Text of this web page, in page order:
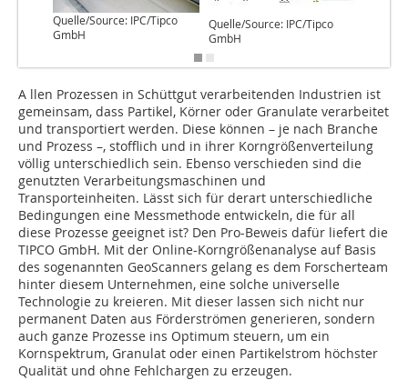
Quelle/Source: IPC/Tipco
GmbH
Quelle/Source: IPC/Tipco
GmbH
A llen Prozessen in Schüttgut verarbeitenden Industrien ist
gemeinsam, dass Partikel, Körner oder Granulate verarbeitet
und transportiert werden. Diese können – je nach Branche
und Prozess –, stofflich und in ihrer Korngrößenverteilung
völlig unterschiedlich sein. Ebenso verschieden sind die
genutzten Verarbeitungsmaschinen und
Transporteinheiten. Lässt sich für derart unterschiedliche
Bedingungen eine Messmethode entwickeln, die für all
diese Prozesse geeignet ist? Den Pro-Beweis dafür liefert die
TIPCO GmbH. Mit der Online-Korngrößenanalyse auf Basis
des sogenannten GeoScanners gelang es dem Forscherteam
hinter diesem Unternehmen, eine solche universelle
Technologie zu kreieren. Mit dieser lassen sich nicht nur
permanent Daten aus Förderströmen generieren, sondern
auch ganze Prozesse ins Optimum steuern, um ein
Kornspektrum, Granulat oder einen Partikelstrom höchster
Qualität und ohne Fehlchargen zu erzeugen.